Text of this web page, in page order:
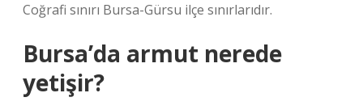
Coğrafi sınırı Bursa-Gürsu ilçe sınırlarıdır.
Bursa’da armut nerede
yetişir?